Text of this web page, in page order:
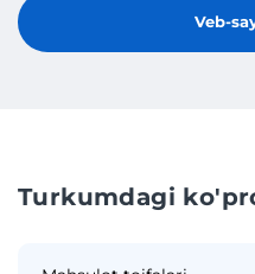
Veb-
Turkumdagi